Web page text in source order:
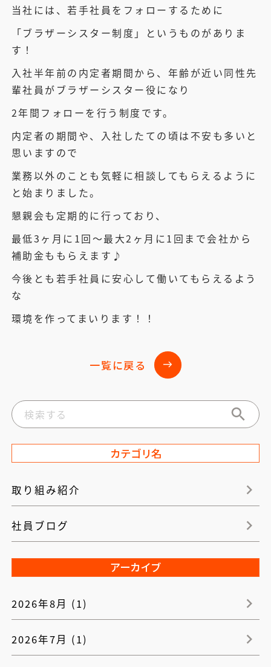
当社には、若手社員をフォローするために
「ブラザーシスター制度」というものがありま
す！
入社半年前の内定者期間から、年齢が近い同性先
輩社員がブラザーシスター役になり
2年間フォローを行う制度です。
内定者の期間や、入社したての頃は不安も多いと
思いますので
業務以外のことも気軽に相談してもらえるように
と始まりました。
懇親会も定期的に行っており、
最低3ヶ月に1回～最大2ヶ月に1回まで会社から
補助金ももらえます♪
今後とも若手社員に安心して働いてもらえるよう
な
環境を作ってまいります！！
一覧に戻る east
カテゴリ名
取り組み紹介
社員ブログ
アーカイブ
2026年8月 (1)
2026年7月 (1)